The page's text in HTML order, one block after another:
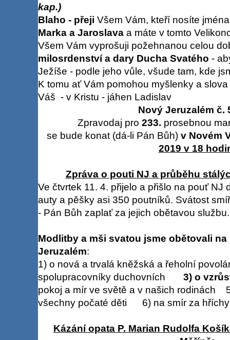
kap.)
Blaho - přeji Všem Vám, kteří nosíte
Marka a Jaroslavaa máte v tomto
Všem Vám vyprošuji požehnanou celou
milosrdenství a dary Ducha Svatého -
Ježíše - podle jeho vůle, všude tam, kde
K tomu ať Vám pomohou myšlenky a
Váš - v Kristu - jáhen Ladislav
Nový Jeruzalém č.
Zpravodaj pro 233. prosebnou
se bude konat (dá-li Pán Bůh) v Novém
2019 v 18
Zpráva o pouti NJ a průběhu
Ve čtvrtek 11. 4. přijelo a přišlo na pouť NJ
auty a pěšky asi 350 poutníků. Svátost
- Pán Bůh zaplať za jejich obětavou službu.
Modlitby a mši svatou jsme obětovali
Jeruzalém:
1) o nová a trvalá kněžská a řeholní
spolupracovníky duchovních
3) o
pokoj a mír ve světě a v našich rodinách
všechny počaté děti 6) na smír za hříchy
Kázání opata P. Marian Rudolfa